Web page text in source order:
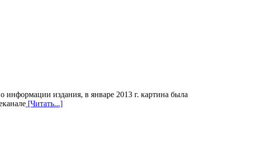
издания, в январе 2013 г. картина была
[Читать...]